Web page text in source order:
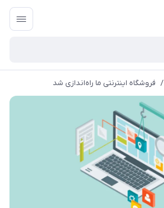
/ فروشگاه اینترنتی ما راه‌اندازی شد